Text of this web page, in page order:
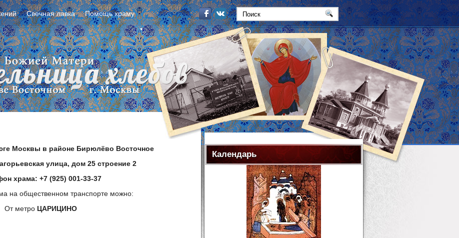
Свечная лавка Помощь храму
Москвы в районе Бирюлёво Восточное
улица, дом 25 строение 2
храма: +7 (925) 001-33-37
на общественном транспорте можно:
От метро ЦАРИЦИНО
Календарь